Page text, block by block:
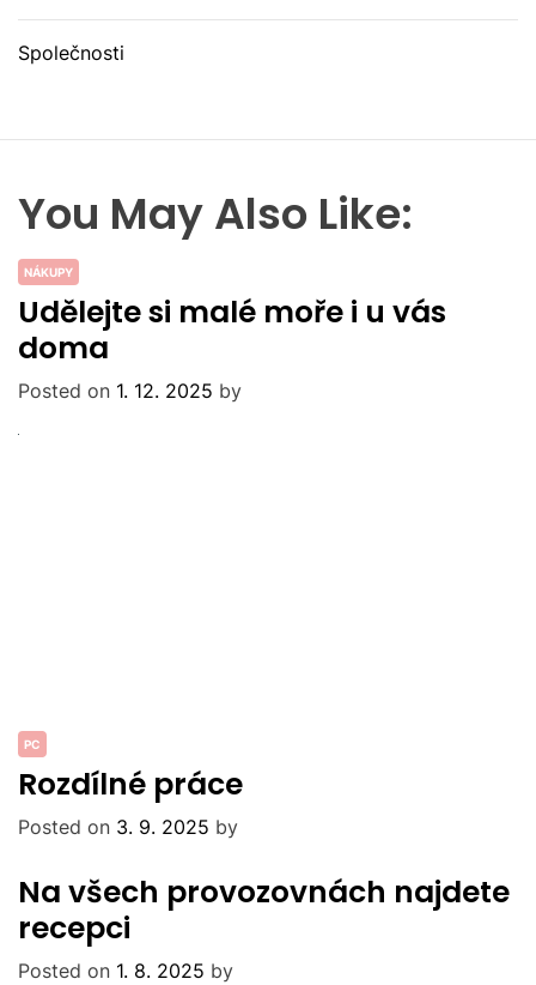
Společnosti
You May Also Like:
NÁKUPY
Udělejte si malé moře i u vás
doma
Posted on 1. 12. 2025 by
PC
Rozdílné práce
Posted on 3. 9. 2025 by
Na všech provozovnách najdete
recepci
Posted on 1. 8. 2025 by